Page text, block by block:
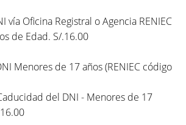
vía Oficina Registral o Agencia RENIEC
de Edad. S/.16.00
Menores de 17 años (RENIEC código
del DNI - Menores de 17